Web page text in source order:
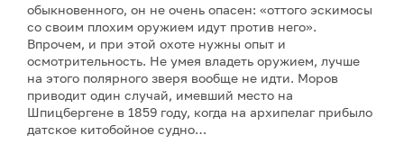
обыкновенного, он не очень опасен: «оттого эскимосы
со своим плохим оружием идут против него».
Впрочем, и при этой охоте нужны опыт и
осмотрительность. Не умея владеть оружием, лучше
на этого полярного зверя вообще не идти. Моров
приводит один случай, имевший место на
Шпицбергене в 1859 году, когда на архипелаг прибыло
датское китобойное судно…